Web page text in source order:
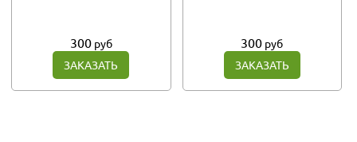
300 руб
ЗАКАЗАТЬ
300 руб
ЗАКАЗАТЬ